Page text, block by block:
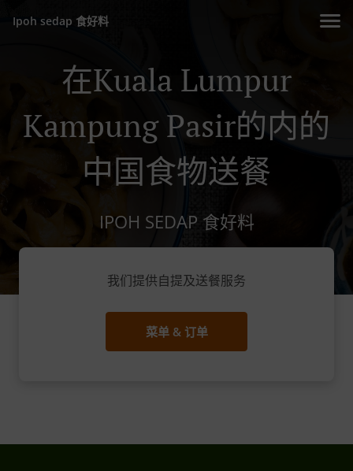
Ipoh sedap 食好料
在Kuala Lumpur
Kampung Pasir的内的
中国食物送餐
IPOH SEDAP 食好料
我们提供自提及送餐服务
菜单 & 订单